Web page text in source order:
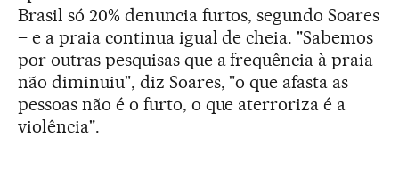
Brasil só 20% denuncia furtos, segundo Soares
– e a praia continua igual de cheia. "Sabemos
por outras pesquisas que a frequência à praia
não diminuiu", diz Soares, "o que afasta as
pessoas não é o furto, o que aterroriza é a
violência".